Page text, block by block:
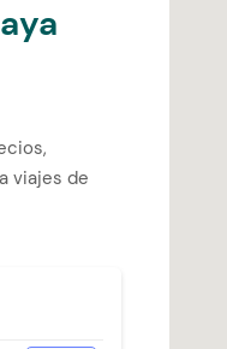
viajes de